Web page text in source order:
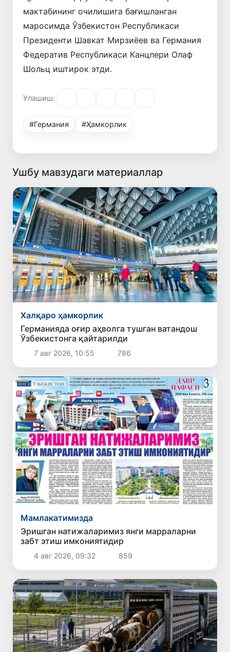
мактабининг очилишига бағишланган
маросимда Ўзбекистон Республикаси
Президенти Шавкат Мирзиёев ва Германия
Федератив Республикаси Канцлери Олаф
Шольц иштирок этди.
Улашиш:
#Германия #Ҳамкорлик
Ушбу мавзудаги материаллар
Халқаро ҳамкорлик
Германияда оғир аҳволга тушган ватандош
Ўзбекистонга қайтарилди
7 авг 2026, 10:55 786
Мамлакатимизда
Эришган натижаларимиз янги марраларни
забт этиш имкониятидир
4 авг 2026, 09:32 859